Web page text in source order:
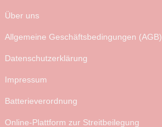
Über uns
Allgemeine Geschäftsbedingungen (AGB)
Datenschutzerklärung
Impressum
Batterieverordnung
Online-Plattform zur Streitbeilegung